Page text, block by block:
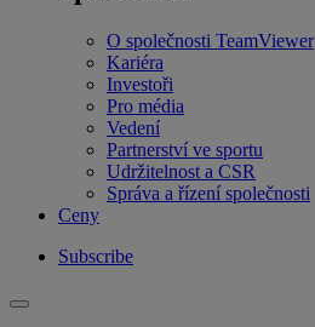
O společnosti TeamViewer
Kariéra
Investoři
Pro média
Vedení
Partnerství ve sportu
Udržitelnost a CSR
Správa a řízení společnosti
Ceny
Subscribe